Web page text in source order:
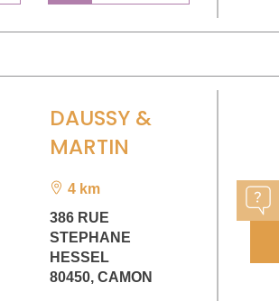
DAUSSY &
MARTIN
4 km
386 RUE
STEPHANE
HESSEL
80450,CAMON